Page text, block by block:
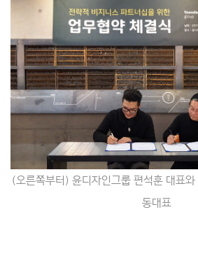
(오른쪽부터) 윤디자인그룹 편석훈 대표
동대표